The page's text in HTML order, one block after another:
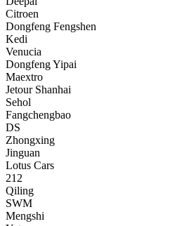
Citroen
Dongfeng Fengshen
Kedi
Venucia
Dongfeng Yipai
Maextro
Jetour Shanhai
Sehol
Fangchengbao
DS
Zhongxing
Jinguan
Lotus Cars
212
Qiling
SWM
Mengshi